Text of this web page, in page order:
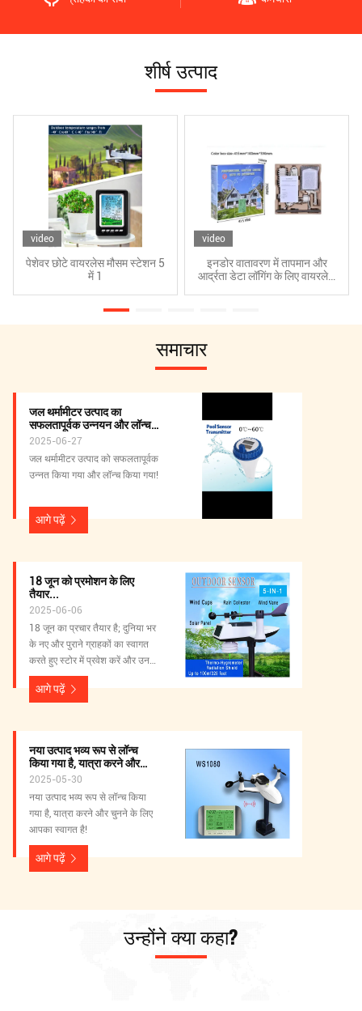
शीर्ष उत्पाद
video
पेशेवर छोटे वायरलेस मौसम स्टेशन 5
में 1
video
इनडोर वातावरण में तापमान और
आर्द्रता डेटा लॉगिंग के लिए वायरलेस
समाचार
जल थर्मामीटर उत्पाद का
सफलतापूर्वक उन्नयन और लॉन्च
किया गया
2025-06-27
जल थर्मामीटर उत्पाद को सफलतापूर्वक
उन्नत किया गया और लॉन्च किया गया!
आगे पढ़ें
18 जून को प्रमोशन के लिए
तैयार...
2025-06-06
18 जून का प्रचार तैयार है; दुनिया भर
के नए और पुराने ग्राहकों का स्वागत
करते हुए स्टोर में प्रवेश करें और उन
उत्पादों का चयन करें जिन में वे रुचि
रखते हैं! धन्यवाद!
आगे पढ़ें
नया उत्पाद भव्य रूप से लॉन्च
किया गया है, यात्रा करने और
चुनने के लिए आपका स्वागत है!
2025-05-30
नया उत्पाद भव्य रूप से लॉन्च किया
गया है, यात्रा करने और चुनने के लिए
आपका स्वागत है!
आगे पढ़ें
उन्होंने क्या कहा?